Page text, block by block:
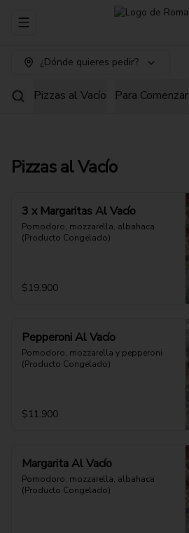
Abrir menu de navegación
¿Dónde quieres pedir?
Pizzas al Vacío Para Comenzar
Pizzas al Vacío
3 x Margaritas Al Vacío
Pomodoro, mozzarella, albahaca
(Producto Congelado)
$19.900
Pepperoni Al Vacío
Pomodoro, mozzarella y pepperoni
(Producto Congelado)
$11.900
Margarita Al Vacío
Pomodoro, mozzarella, albahaca
(Producto Congelado)